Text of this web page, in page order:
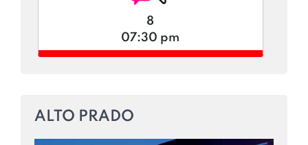
8
07:30 pm
ALTO PRADO